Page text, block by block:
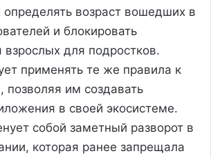
определять возраст вошедших в
и блокировать
для подростков.
применять те же правила к
позволяя им создавать
в своей экосистеме.
собой заметный разворот в
которая ранее запрещала